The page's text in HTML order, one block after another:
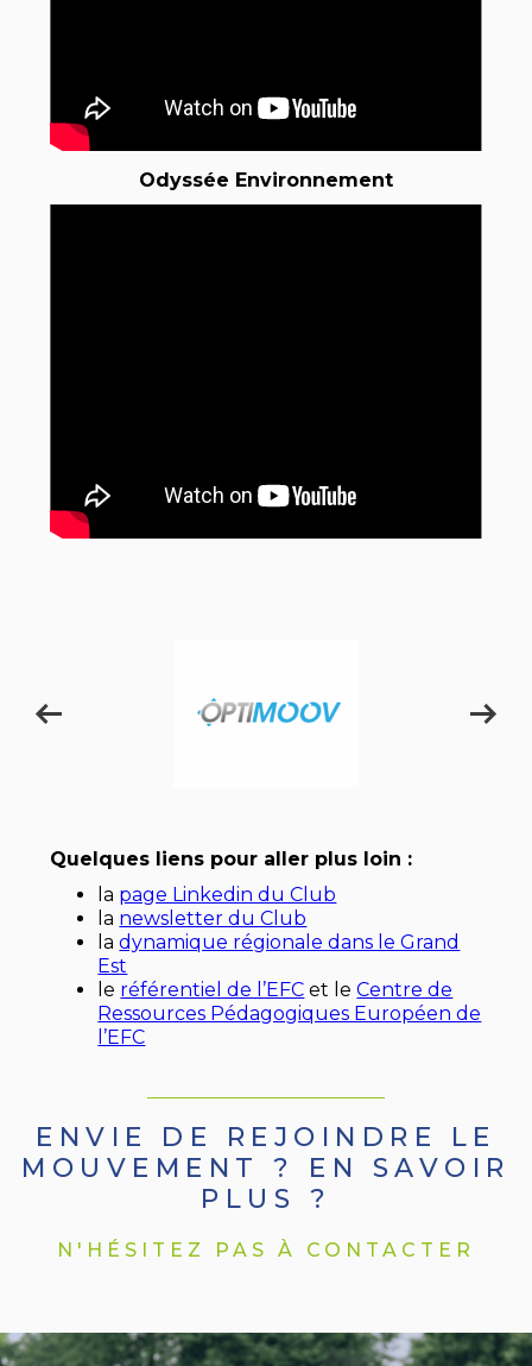
Odyssée Environnement
Quelques liens pour aller plus loin :
la page Linkedin du Club
la newsletter du Club
ladynamique régionale dans le Grand
Est
le référentiel de l’EFC et leCentre de
Ressources Pédagogiques Européen de
l’EFC
ENVIE DE REJOINDRE LE
MOUVEMENT ? EN SAVOIR
PLUS ?
N'HÉSITEZ PAS À CONTACTER